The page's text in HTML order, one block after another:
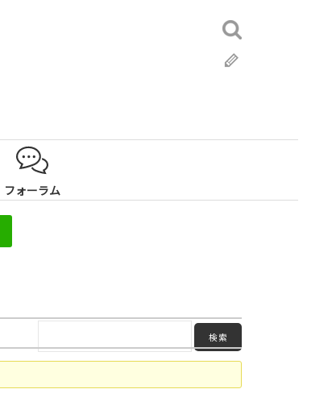
検
索:
フォーラム